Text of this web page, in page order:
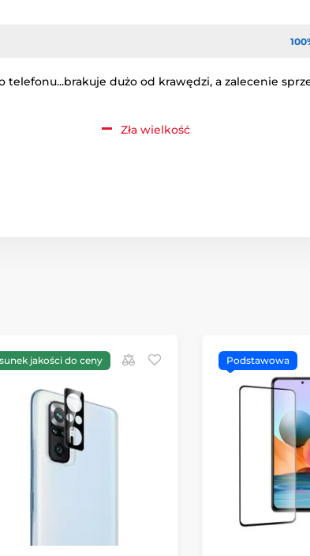
telefonu...brakuje dużo od krawędzi, a zalecenie
Zła wielkość
jakości do ceny Podstawowa